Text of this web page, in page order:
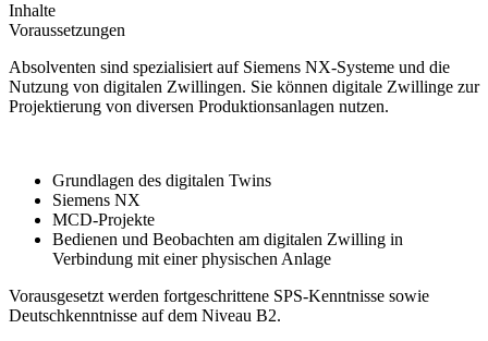
Inhalte
Voraussetzungen
Absolventen sind spezialisiert auf Siemens NX-Systeme und die
Nutzung von digitalen Zwillingen. Sie können digitale Zwillinge zur
Projektierung von diversen Produktionsanlagen nutzen.
Grundlagen des digitalen Twins
Siemens NX
MCD-Projekte
Bedienen und Beobachten am digitalen Zwilling in
Verbindung mit einer physischen Anlage
Vorausgesetzt werden fortgeschrittene SPS-Kenntnisse sowie
Deutschkenntnisse auf dem Niveau B2.